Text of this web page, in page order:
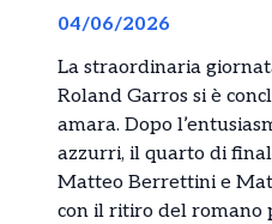
04/06/2026
La straordinaria
Roland Garros si è
amara. Dopo
azzurri, il quarto di
Matteo Berrettini e
con il ritiro del romano